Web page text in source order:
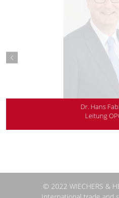
Dr. Hans
Leitung
© 2022 WIECHERS &